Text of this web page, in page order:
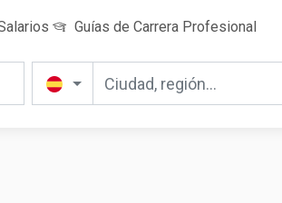
Guías de Carrera Profesional